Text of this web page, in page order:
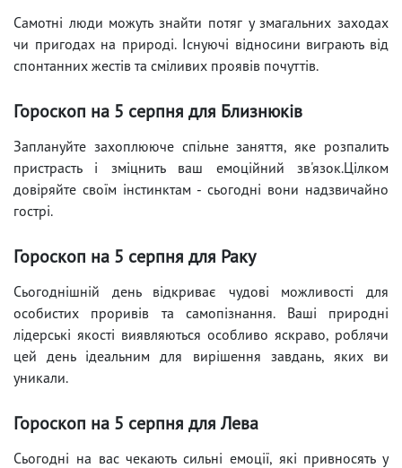
Самотні люди можуть знайти потяг у змагальних заходах
чи пригодах на природі. Існуючі відносини виграють від
спонтанних жестів та сміливих проявів почуттів.
Гороскоп на 5 серпня для Близнюків
Заплануйте захоплююче спільне заняття, яке розпалить
пристрасть і зміцнить ваш емоційний зв'язок.Цілком
довіряйте своїм інстинктам - сьогодні вони надзвичайно
гострі.
Гороскоп на 5 серпня для Раку
Сьогоднішній день відкриває чудові можливості для
особистих проривів та самопізнання. Ваші природні
лідерські якості виявляються особливо яскраво, роблячи
цей день ідеальним для вирішення завдань, яких ви
уникали.
Гороскоп на 5 серпня для Лева
Сьогодні на вас чекають сильні емоції, які привносять у